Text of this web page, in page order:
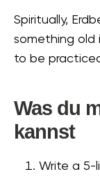
Spiritually,
something old
to be
Was du
kannst
Write a 5-